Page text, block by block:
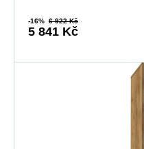
-16% 6 922 Kč
5 841 Kč